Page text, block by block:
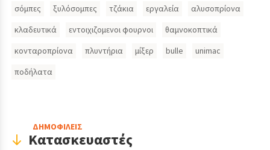
Search
σόμπες ξυλόσομπες τζάκια εργαλεία
αλυσοπρίονα
κλαδευτικά
εντοιχιζομενοι φουρνοι
θαμνοκοπτικά
κονταροπρίονα
πλυντήρια μίξερ bulle
unimac
ποδήλατα
ΔΗΜΟΦΙΛΕΙΣ
Κατασκευαστές